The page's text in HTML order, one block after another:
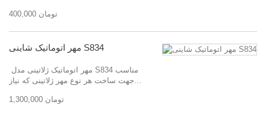
400,000 تومان
مهر اتوماتیک شاینی S834
جهت ساخت هر نوع مهر ژلاتینی که نیاز...
1,300,000 تومان